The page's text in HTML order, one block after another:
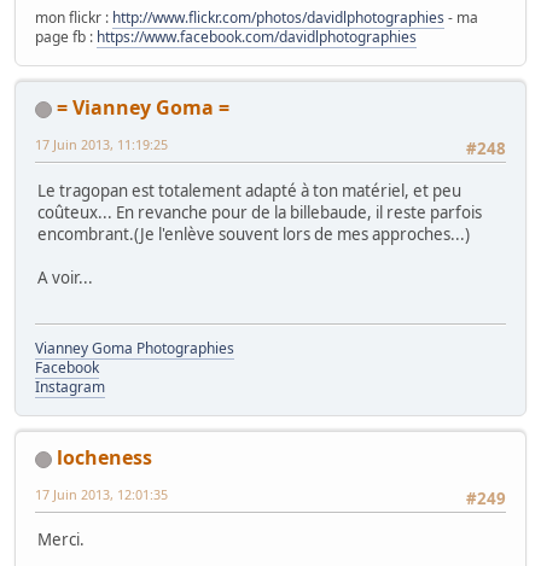
mon flickr : http://www.flickr.com/photos/davidlphotographies - ma
page fb : https://www.facebook.com/davidlphotographies
= Vianney Goma =
#248
17 Juin 2013, 11:19:25
Le tragopan est totalement adapté à ton matériel, et peu
coûteux... En revanche pour de la billebaude, il reste parfois
encombrant.(Je l'enlève souvent lors de mes approches...)
A voir...
Vianney Goma Photographies
Facebook
Instagram
locheness
#249
17 Juin 2013, 12:01:35
Merci.